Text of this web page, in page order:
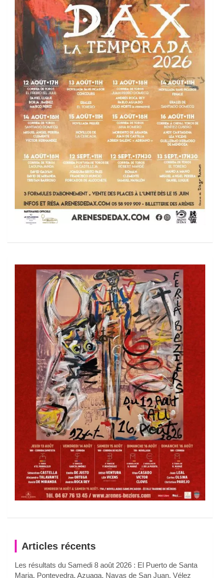
Articles récents
Les résultats du Samedi 8 août 2026 : El Puerto de Santa
Maria, Pontevedra, Azuaga, Navas de San Juan, Vélez